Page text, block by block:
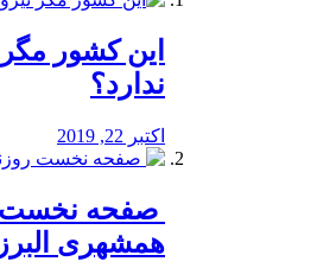
این کشور
ندارد؟
اکتبر 22, 2019
صفحه نخست
همشهری البرز